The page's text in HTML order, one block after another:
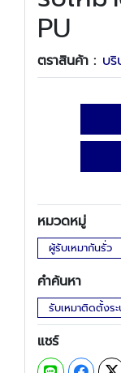
PU
ตราสินค้า : บ
หมวดหมู่
ผู้รับเหมากันรั่ว
คำค้นหา
รับเหมาติดตั้งร
แชร์